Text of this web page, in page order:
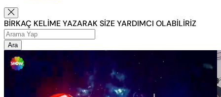
BİRKAÇ KELİME YAZARAK SİZE YARDIMCI OLABİLİRİZ
Ara